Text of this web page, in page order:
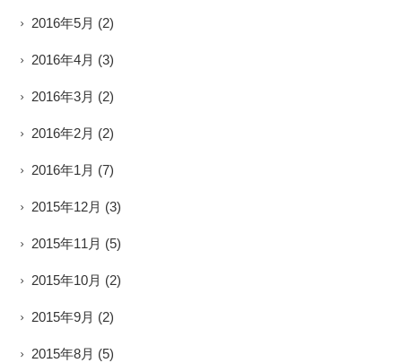
2016年5月 (2)
2016年4月 (3)
2016年3月 (2)
2016年2月 (2)
2016年1月 (7)
2015年12月 (3)
2015年11月 (5)
2015年10月 (2)
2015年9月 (2)
2015年8月 (5)